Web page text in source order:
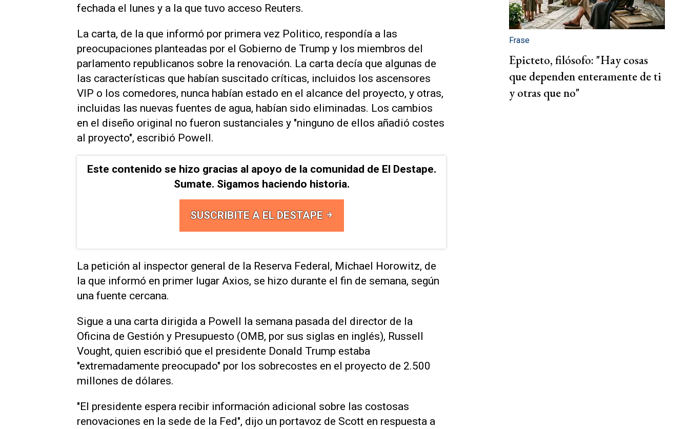
fechada el lunes y a la que tuvo acceso Reuters.
La carta, de la que informó por primera vez Politico, respondía a las
preocupaciones planteadas por el Gobierno de Trump y los miembros del
parlamento republicanos sobre la renovación. La carta decía que algunas de
las características que habían suscitado críticas, incluidos los ascensores
VIP o los comedores, nunca habían estado en el alcance del proyecto, y otras,
incluidas las nuevas fuentes de agua, habían sido eliminadas. Los cambios
en el diseño original no fueron sustanciales y "ninguno de ellos añadió costes
al proyecto", escribió Powell.
Este contenido se hizo gracias al apoyo de la comunidad de El Destape.
Sumate. Sigamos haciendo historia.
SUSCRIBITE A EL DESTAPE
La petición al inspector general de la Reserva Federal, Michael Horowitz, de
la que informó en primer lugar Axios, se hizo durante el fin de semana, según
una fuente cercana.
Sigue a una carta dirigida a Powell la semana pasada del director de la
Oficina de Gestión y Presupuesto (OMB, por sus siglas en inglés), Russell
Vought, quien escribió que el presidente Donald Trump estaba
"extremadamente preocupado" por los sobrecostes en el proyecto de 2.500
millones de dólares.
"El presidente espera recibir información adicional sobre las costosas
renovaciones en la sede de la Fed", dijo un portavoz de Scott en respuesta a
Frase
Epicteto, filósofo: "Hay cosas
que dependen enteramente de ti
y otras que no"